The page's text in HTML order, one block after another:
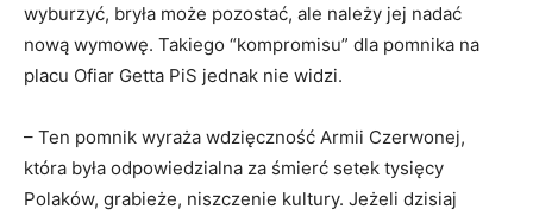
wyburzyć, bryła może pozostać, ale należy jej nadać
nową wymowę. Takiego “kompromisu” dla pomnika na
placu Ofiar Getta PiS jednak nie widzi.
– Ten pomnik wyraża wdzięczność Armii Czerwonej,
która była odpowiedzialna za śmierć setek tysięcy
Polaków, grabieże, niszczenie kultury. Jeżeli dzisiaj